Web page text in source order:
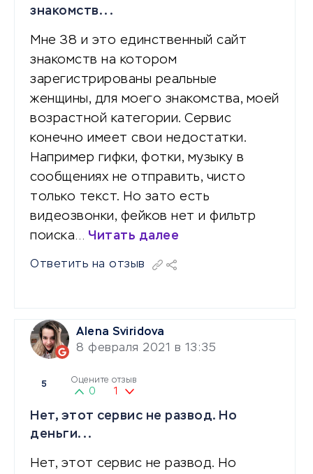
знакомств...
Мне 38 и это единственный сайт
знакомств на котором
зарегистрированы реальные
женщины, для моего знакомства, моей
возрастной категории. Сервис
конечно имеет свои недостатки.
Например гифки, фотки, музыку в
сообщениях не отправить, чисто
только текст. Но зато есть
видеозвонки, фейков нет и фильтр
поиска… Читать далее
Ответить на отзыв
Alena Sviridova
8 февраля 2021 в 13:35
5 Оцените отзыв
0 1
Нет, этот сервис не развод. Но
деньги...
Нет, этот сервис не развод. Но